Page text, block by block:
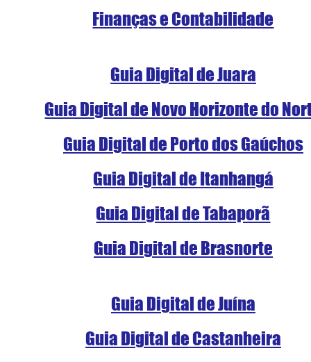
Finanças e Contabilidade
Guia Digital de Juara
Guia Digital de Novo Horizonte do
Guia Digital de Porto dos Gaúchos
Guia Digital de Itanhangá
Guia Digital de Tabaporã
Guia Digital de Brasnorte
Guia Digital de Juína
Guia Digital de Castanheira